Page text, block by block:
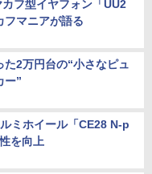
フ型イヤフォン「UU2
フマニアが語る
2万円台の“小さなピュ
ー”
ミホイール「CE28 N-p
を向上